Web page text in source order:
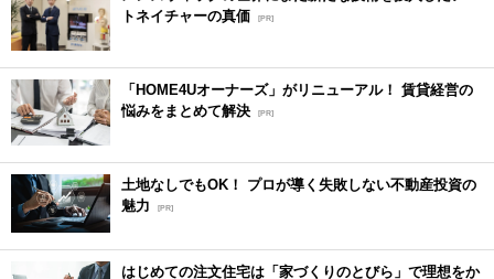
トネイチャーの真価 [PR]
「HOME4Uオーナーズ」がリニューアル！ 賃貸経営の
悩みをまとめて解決 [PR]
土地なしでもOK！ プロが導く失敗しない不動産投資の
魅力
[PR]
はじめての注文住宅は「家づくりのとびら」で理想をか